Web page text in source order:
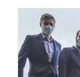
Performance
Name:
staticfilecache
Zweck: